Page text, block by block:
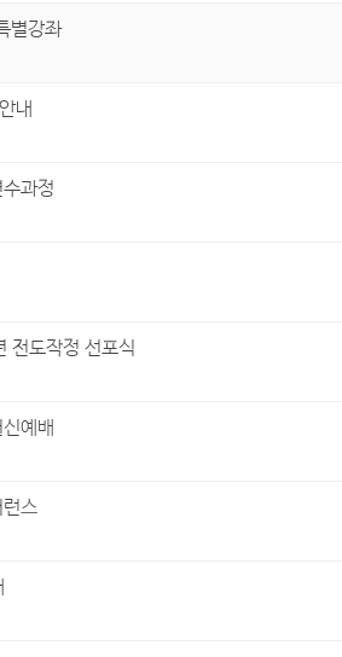
별강좌
내
과정
전도작정 선포식
예배
스